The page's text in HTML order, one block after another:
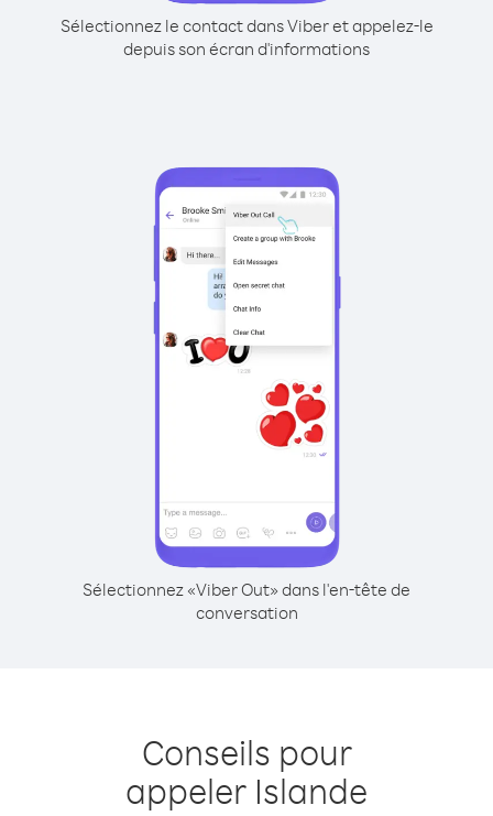
Sélectionnez le contact dans Viber et appelez-le
depuis son écran d'informations
Sélectionnez «Viber Out» dans l'en-tête de
conversation
Conseils pour
appeler Islande